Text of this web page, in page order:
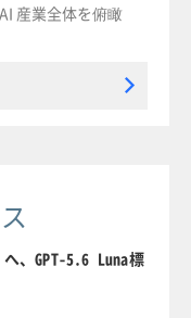
産業全体を俯瞰
、GPT-5.6 Luna標